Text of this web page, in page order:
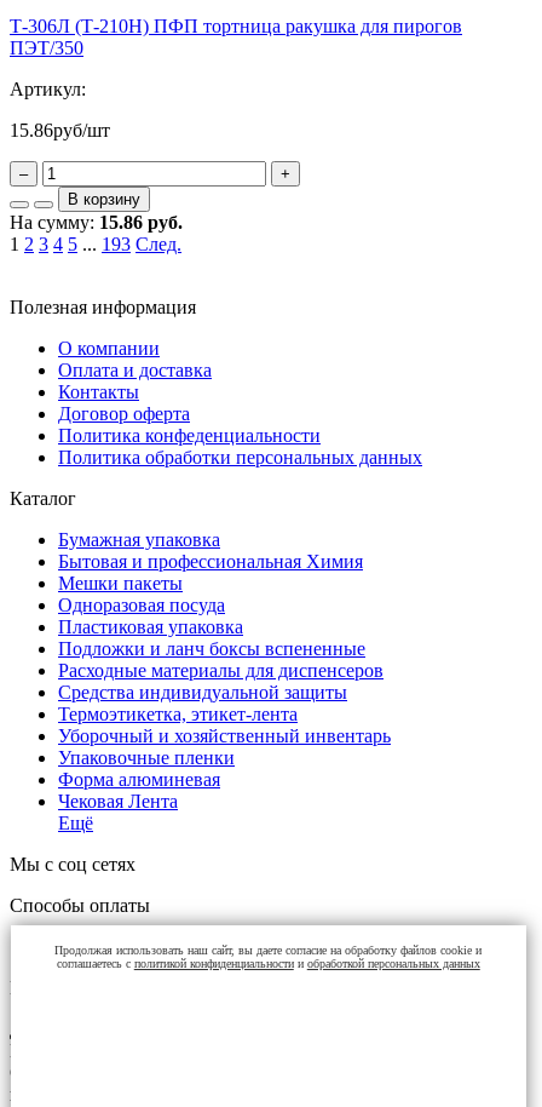
Т-306Л (Т-210Н) ПФП тортница ракушка для пирогов
ПЭТ/350
Артикул:
15.86руб/шт
–
+
В корзину
На сумму: 15.86 руб.
1 2 3 4 5 ... 193 След.
Полезная информация
О компании
Оплата и доставка
Контакты
Договор оферта
Политика конфеденциальности
Политика обработки персональных данных
Каталог
Бумажная упаковка
Бытовая и профессиональная Химия
Мешки пакеты
Одноразовая посуда
Пластиковая упаковка
Подложки и ланч боксы вспененные
Расходные материалы для диспенсеров
Средства индивидуальной защиты
Термоэтикетка, этикет-лента
Уборочный и хозяйственный инвентарь
Упаковочные пленки
Форма алюминевая
Чековая Лента
Ещё
Мы с соц сетях
Способы оплаты
Контакты
Доставка упаковки: Уфа, Казань, Набережные Челны,
Екатеринбург, Челябинск, Оренбург, Самара, Пермь, Курган.
Оперативная доставка до адреса. Скидки постоянным
клиентам. Звоните!
Продолжая использовать наш сайт, вы даете согласие на обработку файлов cookie и
соглашаетесь с политикой конфиденциальностии обработкой персональных данных